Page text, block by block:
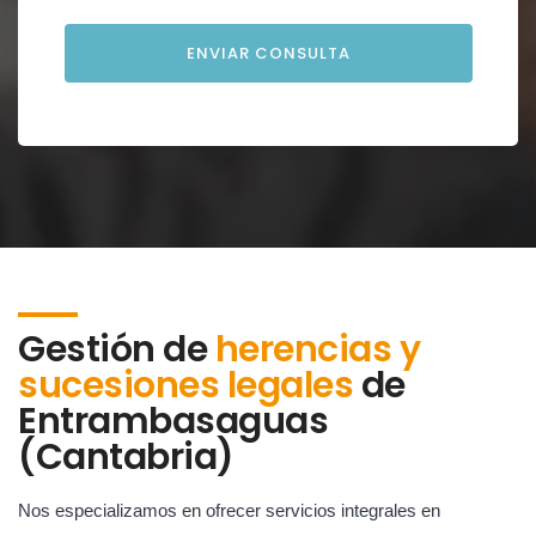
Gestión deherencias y
sucesiones legalesde
Entrambasaguas
(Cantabria)
Nos especializamos en ofrecer servicios integrales en